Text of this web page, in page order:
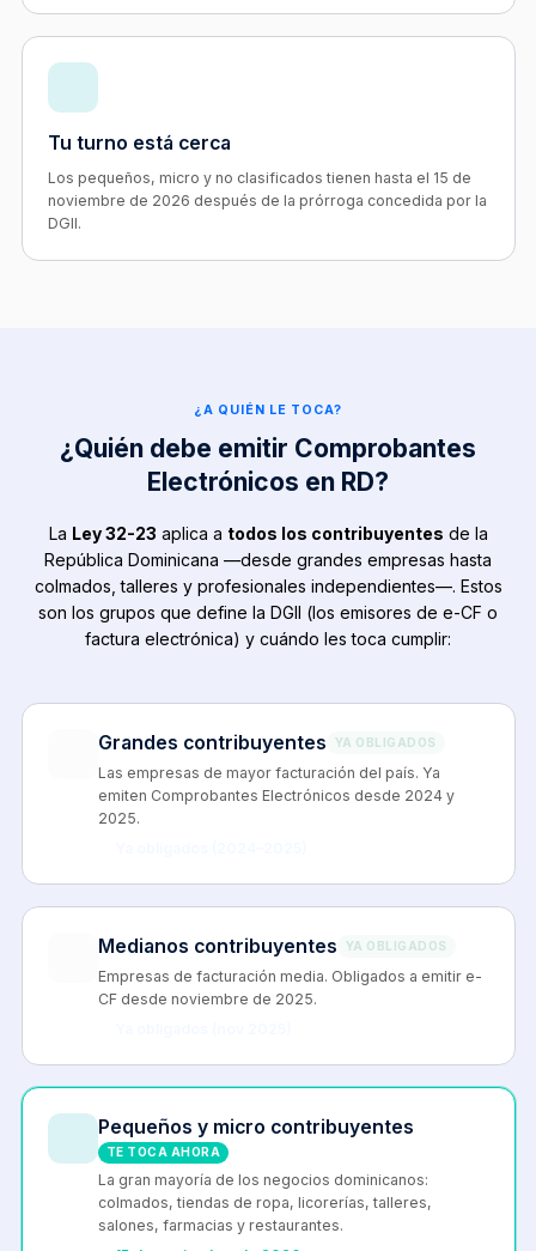
Tu turno está cerca
Los pequeños, micro y no clasificados tienen hasta el 15 de
noviembre de 2026 después de la prórroga concedida por la
DGII.
¿A QUIÉN LE TOCA?
¿Quién debe emitir Comprobantes
Electrónicos en RD?
La Ley 32-23 aplica a todos los contribuyentes de la
República Dominicana —desde grandes empresas hasta
colmados, talleres y profesionales independientes—. Estos
son los grupos que define la DGII (los emisores de e-CF o
factura electrónica) y cuándo les toca cumplir:
Grandes contribuyentes YA OBLIGADOS
Las empresas de mayor facturación del país. Ya
emiten Comprobantes Electrónicos desde 2024 y
2025.
Medianos contribuyentes YA OBLIGADOS
Empresas de facturación media. Obligados a emitir e-
CF desde noviembre de 2025.
Pequeños y micro contribuyentes
TE TOCA AHORA
La gran mayoría de los negocios dominicanos:
colmados, tiendas de ropa, licorerías, talleres,
salones, farmacias y restaurantes.